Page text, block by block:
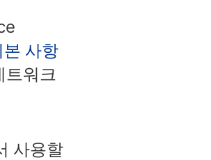
사항
트워크
사용할